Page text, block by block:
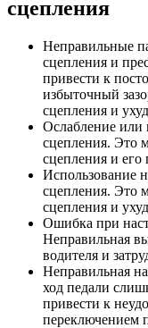
сцепления
Неправильные
сцепления и
привести к
избыточный
сцепления и
Ослабление или
сцепления. Это
сцепления и его
Использование
сцепления. Это
сцепления и
Ошибка при
Неправильная
водителя и
Неправильная
ход педали
привести к
переключением